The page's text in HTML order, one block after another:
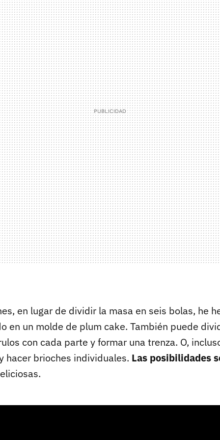
en lugar de dividir la masa en seis bolas, he
en un molde de plum cake. También puede
con cada parte y formar una trenza. O,
hacer brioches individuales. Las posibilidades